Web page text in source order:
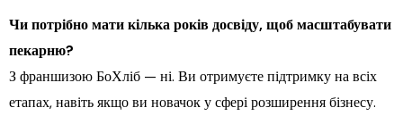
Чи потрібно мати кілька років досвіду, щоб масштабувати
пекарню?
З франшизою БоХліб — ні. Ви отримуєте підтримку на всіх
етапах, навіть якщо ви новачок у сфері розширення бізнесу.